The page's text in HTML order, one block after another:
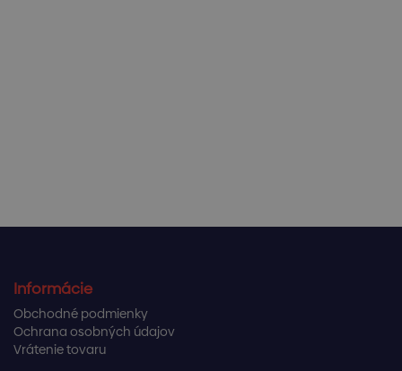
Informácie
Obchodné podmienky
Ochrana osobných údajov
Vrátenie tovaru